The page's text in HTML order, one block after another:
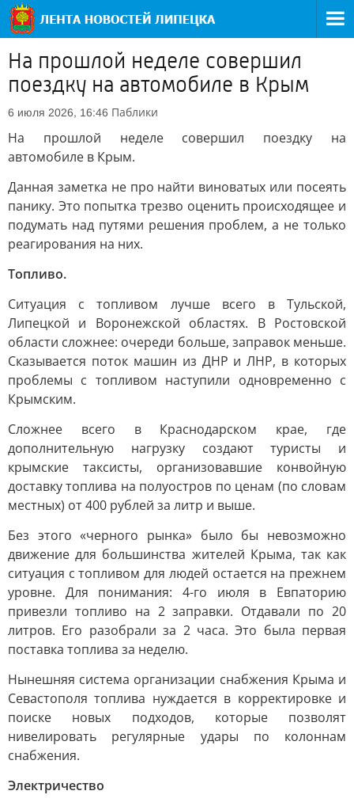
На прошлой неделе совершил
поездку на автомобиле в Крым
6 июля 2026, 16:46 Паблики
На прошлой неделе совершил поездку на
автомобиле в Крым.
Данная заметка не про найти виноватых или посеять
панику. Это попытка трезво оценить происходящее и
подумать над путями решения проблем, а не только
реагирования на них.
Топливо.
Ситуация с топливом лучше всего в Тульской,
Липецкой и Воронежской областях. В Ростовской
области сложнее: очереди больше, заправок меньше.
Сказывается поток машин из ДНР и ЛНР, в которых
проблемы с топливом наступили одновременно с
Крымским.
Сложнее всего в Краснодарском крае, где
дополнительную нагрузку создают туристы и
крымские таксисты, организовавшие конвойную
доставку топлива на полуостров по ценам (по словам
местных) от 400 рублей за литр и выше.
Без этого «черного рынка» было бы невозможно
движение для большинства жителей Крыма, так как
ситуация с топливом для людей остается на прежнем
уровне. Для понимания: 4-го июля в Евпаторию
привезли топливо на 2 заправки. Отдавали по 20
литров. Его разобрали за 2 часа. Это была первая
поставка топлива за неделю.
Нынешняя система организации снабжения Крыма и
Севастополя топлива нуждается в корректировке и
поиске новых подходов, которые позволят
нивелировать регулярные удары по колоннам
снабжения.
Электричество